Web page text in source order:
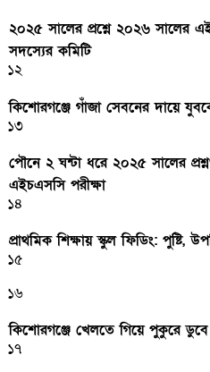
২০২৫ সালের প্রশ্নে ২০২৬ সালের
সদস্যের কমিটি
১২
কিশোরগঞ্জে গাঁজা সেবনের দায়ে
১৩
পৌনে ২ ঘন্টা ধরে ২০২৫ সালের
এইচএসসি পরীক্ষা
১৪
প্রাথমিক শিক্ষায় স্কুল ফিডিং: পুষ্টি,
১৫
১৬
কিশোরগঞ্জে খেলতে গিয়ে পুকুরে
১৭